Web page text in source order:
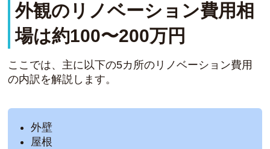
外観のリノベーション費用相
場は約100〜200万円
ここでは、主に以下の5カ所のリノベーション費用
の内訳を解説します。
外壁
屋根